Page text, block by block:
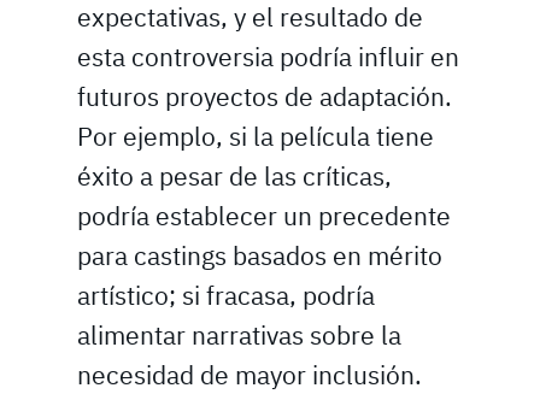
expectativas, y el resultado de
esta controversia podría influir en
futuros proyectos de adaptación.
Por ejemplo, si la película tiene
éxito a pesar de las críticas,
podría establecer un precedente
para castings basados en mérito
artístico; si fracasa, podría
alimentar narrativas sobre la
necesidad de mayor inclusión.